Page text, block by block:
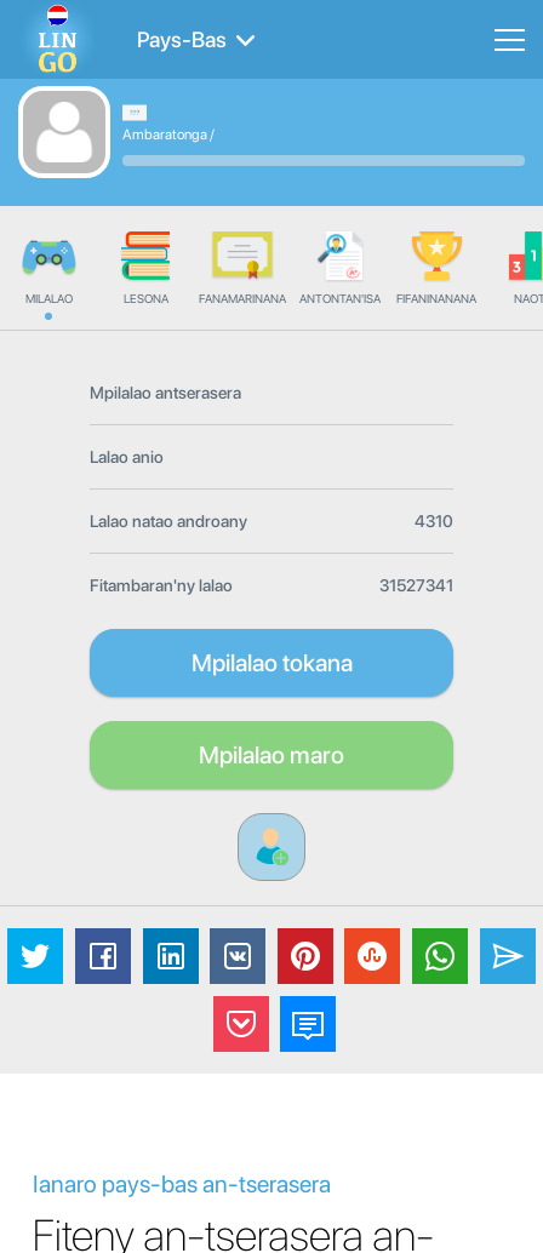
Pays-Bas
Ambaratonga/
MILALAO LESONA FANAMARINANA ANTONTAN'ISA FIFANINANANA
Mpilalao antserasera
Lalao anio
Lalao natao androany 4310
Fitambaran'ny lalao 31527341
Mpilalao tokana
Mpilalao maro
Ianaro pays-bas an-tserasera
Fiteny an-tserasera an-